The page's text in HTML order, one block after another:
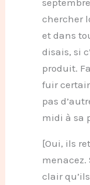
chercher
et dans
disais, si
produit.
fuir
pas
midi à sa
[Oui, ils
menacez.
clair